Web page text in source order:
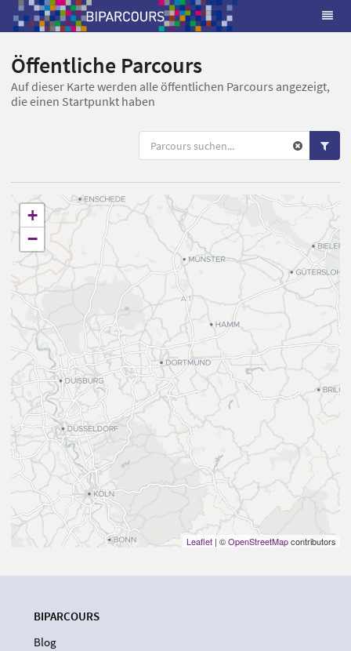
Öffentliche Parcours
Auf dieser Karte werden alle öffentlichen Parcours angezeigt,
die einen Startpunkt haben
+
−
Leaflet | ©OpenStreetMapcontributors
BIPARCOURS
Blog